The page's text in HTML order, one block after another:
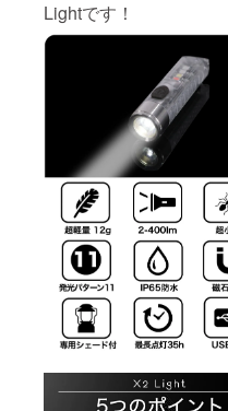
Lightです！